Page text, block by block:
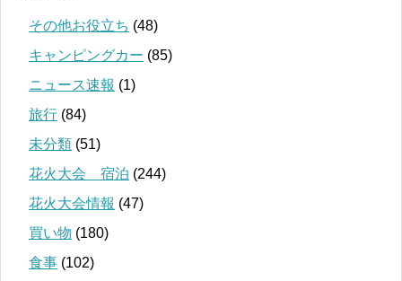
その他お役立ち (48)
キャンピングカー (85)
ニュース速報 (1)
旅行 (84)
未分類 (51)
花火大会 宿泊 (244)
花火大会情報 (47)
買い物 (180)
食事 (102)